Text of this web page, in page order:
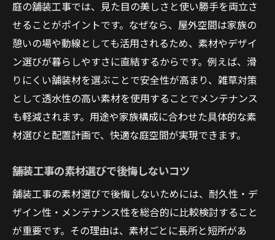
庭の舗装工事では、見た目の美しさと使い勝手を両立さ
せることがポイントです。なぜなら、屋外空間は家族の
憩いの場や動線としても活用されるため、素材やデザイ
ン選びが暮らしやすさに直結するからです。例えば、滑
りにくい舗装材を選ぶことで安全性が高まり、雑草対策
として透水性の高い素材を使用することでメンテナンス
も軽減されます。用途や家族構成に合わせた具体的な素
材選びと配置計画で、快適な庭空間が実現できます。
舗装工事の素材選びで後悔しないコツ
舗装工事の素材選びで後悔しないためには、耐久性・デ
ザイン性・メンテナンス性を総合的に比較検討すること
が重要です。その理由は、素材ごとに長所と短所があ